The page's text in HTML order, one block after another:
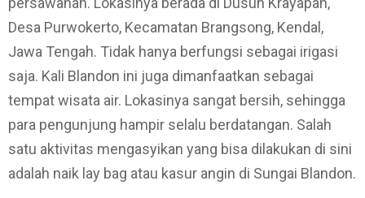
Desa Purwokerto, Kecamatan Brangsong, Kendal,
Jawa Tengah. Tidak hanya berfungsi sebagai irigasi
saja. Kali Blandon ini juga dimanfaatkan sebagai
tempat wisata air. Lokasinya sangat bersih, sehingga
para pengunjung hampir selalu berdatangan. Salah
satu aktivitas mengasyikan yang bisa dilakukan di sini
adalah naik lay bag atau kasur angin di Sungai Blandon.